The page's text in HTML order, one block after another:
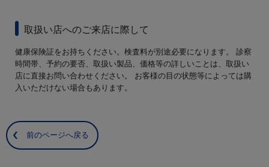
取扱い店へのご来店に際して
健康保険証をお持ちください。検査料が別途必要になります。 診察
時間帯、予約の要否、取扱い製品、価格等の詳しいことは、取扱い
店に直接お問い合わせください。 お客様の目の状態等によっては購
入いただけない場合もあります。
前のページへ戻る